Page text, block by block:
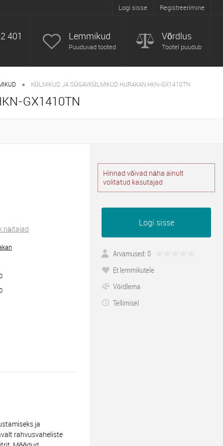
Logi sisse Registreerimine
401 Lemmikud
Puuduvad tooted
Võrdlus
Tootel puudub
• KÜLMIKUD JA SÜGAVKÜLMIKUD HURAKAN HKN-GX1410TN
GX1410TN
näitajad
ja
rahvusvaheliste
Hinnad võivad näha ainult
volitatud kasutajad
Logi sisse
Arvamused: 0
Et lemmikutele
Võrdlema
Tellimisel